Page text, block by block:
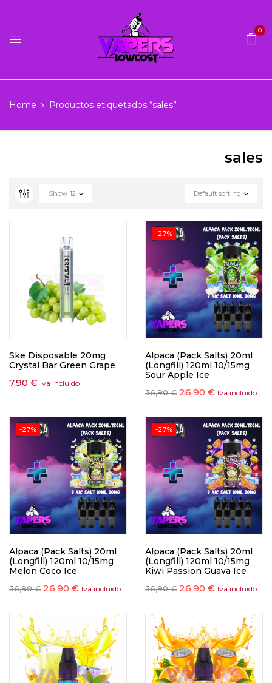
0
Home Productos etiquetados “sales”
sales
Default sorting
Show 12
Ske Disposable 20mg
Crystal Bar Green Grape
7,90 € Iva incluido
-27%
Alpaca (Pack Salts) 20ml
(Longfill) 120ml 10/15mg
Sour Apple Ice
36,90€ 26,90 € Iva incluido
-27%
Alpaca (Pack Salts) 20ml
(Longfill) 120ml 10/15mg
Melon Coco Ice
36,90€ 26,90 € Iva incluido
-27%
Alpaca (Pack Salts) 20ml
(Longfill) 120ml 10/15mg
Kiwi Passion Guava Ice
36,90€ 26,90 € Iva incluido